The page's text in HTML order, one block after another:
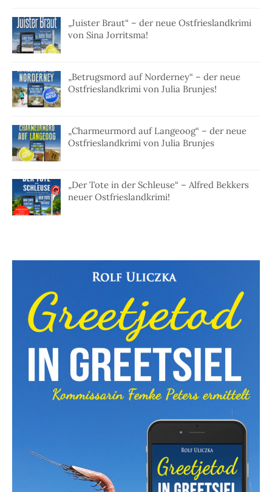
„Juister Braut“ – der neue Ostfrieslandkrimi
von Sina Jorritsma!
„Betrugsmord auf Norderney“ – der neue
Ostfrieslandkrimi von Julia Brunjes!
„Charmeurmord auf Langeoog“ – der neue
Ostfrieslandkrimi von Julia Brunjes
„Der Tote in der Schleuse“ – Alfred Bekkers
neuer Ostfrieslandkrimi!